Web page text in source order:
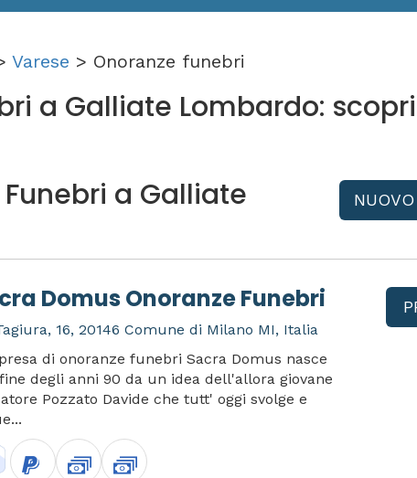
Varese > Onoranze funebri
a Galliate Lombardo:
Funebri a Galliate
Domus Onoranze Funebri
16, 20146 Comune di Milano MI, Italia
di onoranze funebri Sacra Domus nasce
degli anni 90 da un idea dell'allora giovane
Pozzato Davide che tutt' oggi svolge e